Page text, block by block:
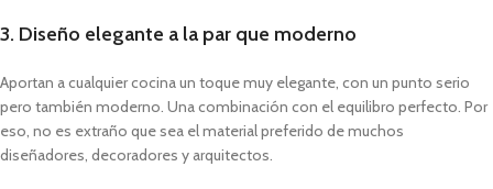
3. Diseño elegante a la par que moderno
Aportan a cualquier cocina un toque muy elegante, con un punto serio
pero también moderno. Una combinación con el equilibro perfecto. Por
eso, no es extraño que sea el material preferido de muchos
diseñadores, decoradores y arquitectos.